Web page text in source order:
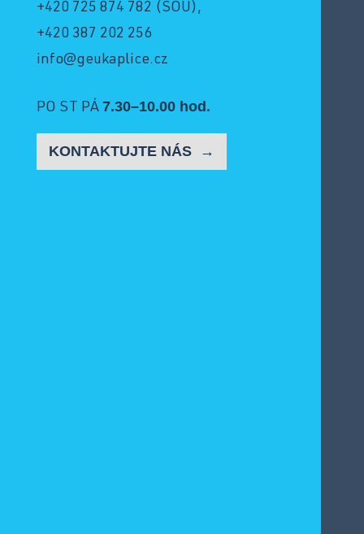
+420 725 874 782 (SOU),
+420 387 202 256
info@geukaplice.cz
PO ST PÁ 7.30–10.00 hod.
KONTAKTUJTE NÁS